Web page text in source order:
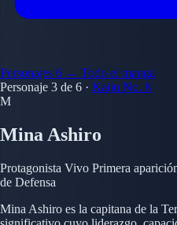
Personajes 6 ← Todo el manga
Personaje 3 de 6 · Kaiju No. 8
M
Mina Ashiro
Protagonista Vivo Primera
de Defensa
Mina Ashiro es la capitana de la